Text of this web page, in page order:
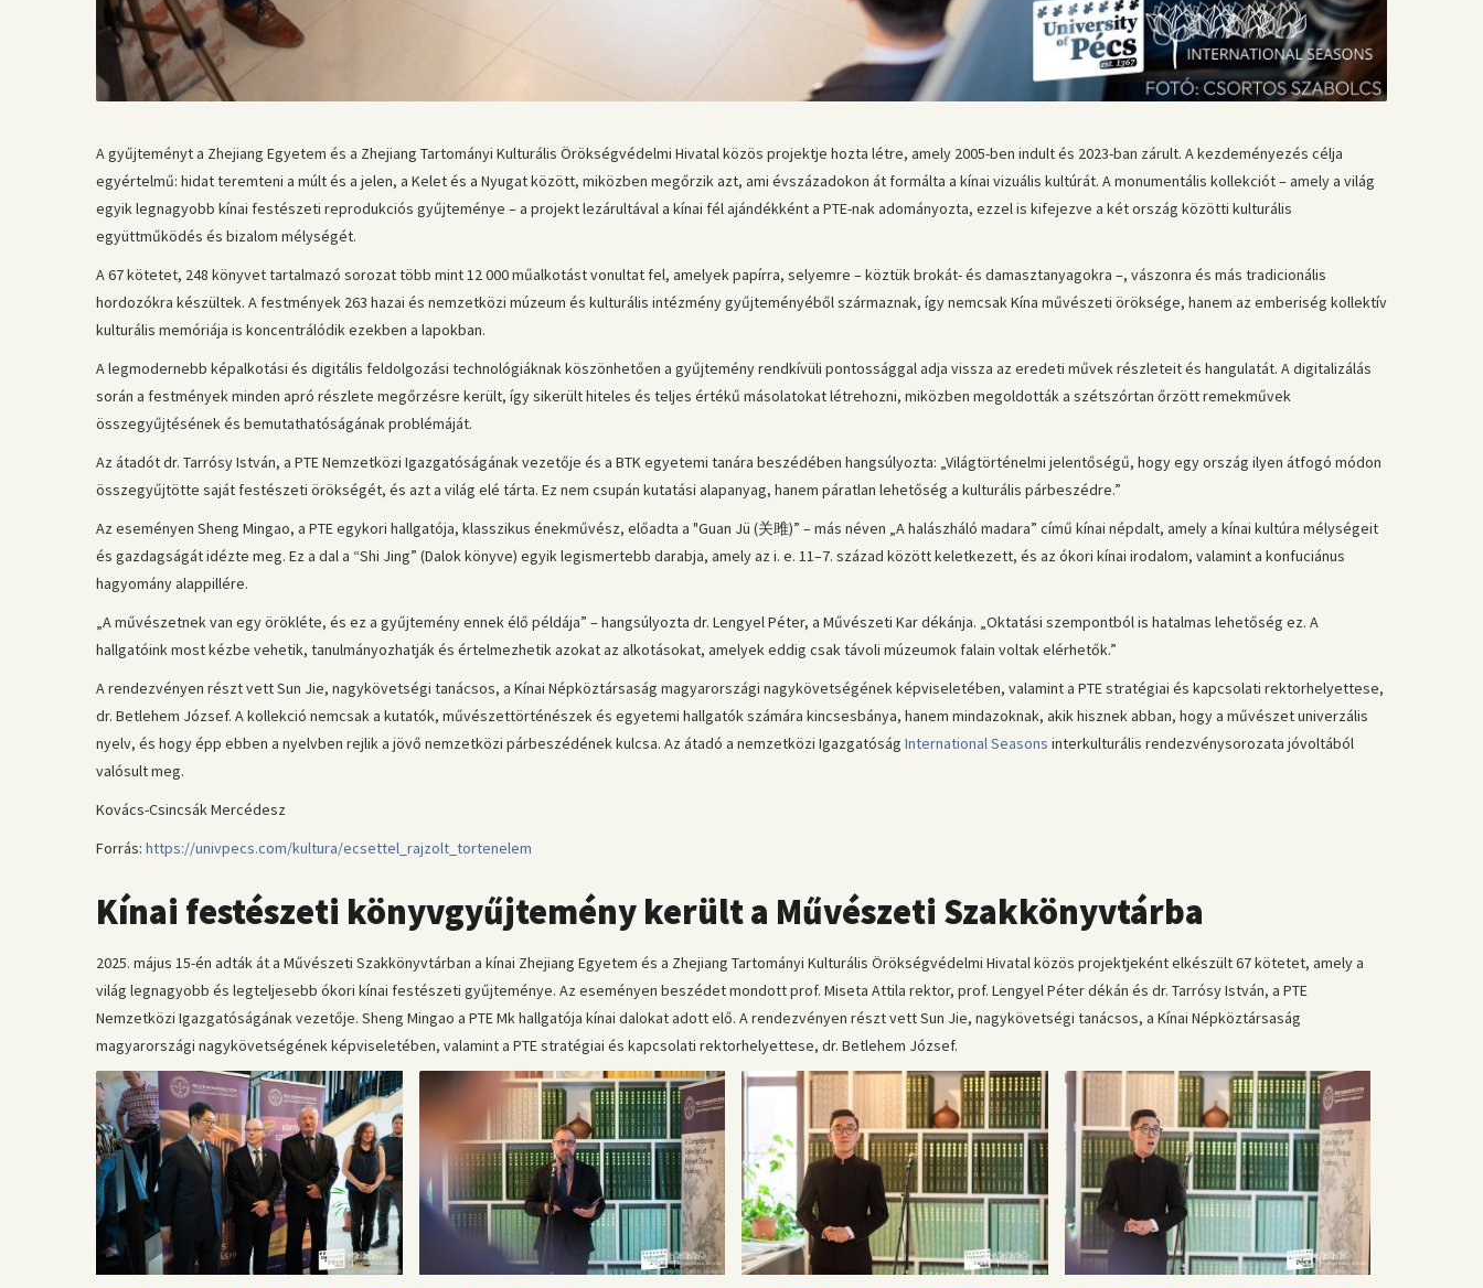
A gyűjteményt a Zhejiang Egyetem és a Zhejiang Tartományi Kulturális Örökségvédelmi Hivatal közös projektje hozta létre, amely 2005-ben indult és 2023-ban zárult. A kezdeményezés célja
egyértelmű: hidat teremteni a múlt és a jelen, a Kelet és a Nyugat között, miközben megőrzik azt, ami évszázadokon át formálta a kínai vizuális kultúrát. A monumentális kollekciót – amely a világ
egyik legnagyobb kínai festészeti reprodukciós gyűjteménye – a projekt lezárultával a kínai fél ajándékként a PTE-nak adományozta, ezzel is kifejezve a két ország közötti kulturális
együttműködés és bizalom mélységét.
A 67 kötetet, 248 könyvet tartalmazó sorozat több mint 12 000 műalkotást vonultat fel, amelyek papírra, selyemre – köztük brokát- és damasztanyagokra –, vászonra és más tradicionális
hordozókra készültek. A festmények 263 hazai és nemzetközi múzeum és kulturális intézmény gyűjteményéből származnak, így nemcsak Kína művészeti öröksége, hanem az emberiség kollektív
kulturális memóriája is koncentrálódik ezekben a lapokban.
A legmodernebb képalkotási és digitális feldolgozási technológiáknak köszönhetően a gyűjtemény rendkívüli pontossággal adja vissza az eredeti művek részleteit és hangulatát. A digitalizálás
során a festmények minden apró részlete megőrzésre került, így sikerült hiteles és teljes értékű másolatokat létrehozni, miközben megoldották a szétszórtan őrzött remekművek
összegyűjtésének és bemutathatóságának problémáját.
Az átadót dr. Tarrósy István, a PTE Nemzetközi Igazgatóságának vezetője és a BTK egyetemi tanára beszédében hangsúlyozta: „Világtörténelmi jelentőségű, hogy egy ország ilyen átfogó módon
összegyűjtötte saját festészeti örökségét, és azt a világ elé tárta. Ez nem csupán kutatási alapanyag, hanem páratlan lehetőség a kulturális párbeszédre.”
Az eseményen Sheng Mingao, a PTE egykori hallgatója, klasszikus énekművész, előadta a "Guan Jü (关雎)” – más néven „A halászháló madara” című kínai népdalt, amely a kínai kultúra mélységeit
és gazdagságát idézte meg. Ez a dal a “Shi Jing” (Dalok könyve) egyik legismertebb darabja, amely az i. e. 11–7. század között keletkezett, és az ókori kínai irodalom, valamint a konfuciánus
hagyomány alappillére.
„A művészetnek van egy örökléte, és ez a gyűjtemény ennek élő példája” – hangsúlyozta dr. Lengyel Péter, a Művészeti Kar dékánja. „Oktatási szempontból is hatalmas lehetőség ez. A
hallgatóink most kézbe vehetik, tanulmányozhatják és értelmezhetik azokat az alkotásokat, amelyek eddig csak távoli múzeumok falain voltak elérhetők.”
A rendezvényen részt vett Sun Jie, nagykövetségi tanácsos, a Kínai Népköztársaság magyarországi nagykövetségének képviseletében, valamint a PTE stratégiai és kapcsolati rektorhelyettese,
dr. Betlehem József. A kollekció nemcsak a kutatók, művészettörténészek és egyetemi hallgatók számára kincsesbánya, hanem mindazoknak, akik hisznek abban, hogy a művészet univerzális
nyelv, és hogy épp ebben a nyelvben rejlik a jövő nemzetközi párbeszédének kulcsa. Az átadó a nemzetközi Igazgatóság International Seasons interkulturális rendezvénysorozata jóvoltából
valósult meg.
Kovács-Csincsák Mercédesz
Forrás: https://univpecs.com/kultura/ecsettel_rajzolt_tortenelem
Kínai festészeti könyvgyűjtemény került a Művészeti Szakkönyvtárba
2025. május 15-én adták át a Művészeti Szakkönyvtárban a kínai Zhejiang Egyetem és a Zhejiang Tartományi Kulturális Örökségvédelmi Hivatal közös projektjeként elkészült 67 kötetet, amely a
világ legnagyobb és legteljesebb ókori kínai festészeti gyűjteménye. Az eseményen beszédet mondott prof. Miseta Attila rektor, prof. Lengyel Péter dékán és dr. Tarrósy István, a PTE
Nemzetközi Igazgatóságának vezetője. Sheng Mingao a PTE Mk hallgatója kínai dalokat adott elő. A rendezvényen részt vett Sun Jie, nagykövetségi tanácsos, a Kínai Népköztársaság
magyarországi nagykövetségének képviseletében, valamint a PTE stratégiai és kapcsolati rektorhelyettese, dr. Betlehem József.